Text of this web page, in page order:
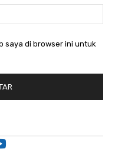
saya di browser ini untuk